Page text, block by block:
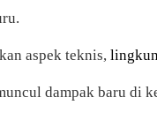
aspek teknis,
dampak baru di